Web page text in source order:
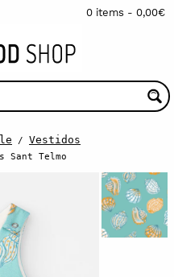
0 items - 0,00€
/ Vestidos
Sant Telmo